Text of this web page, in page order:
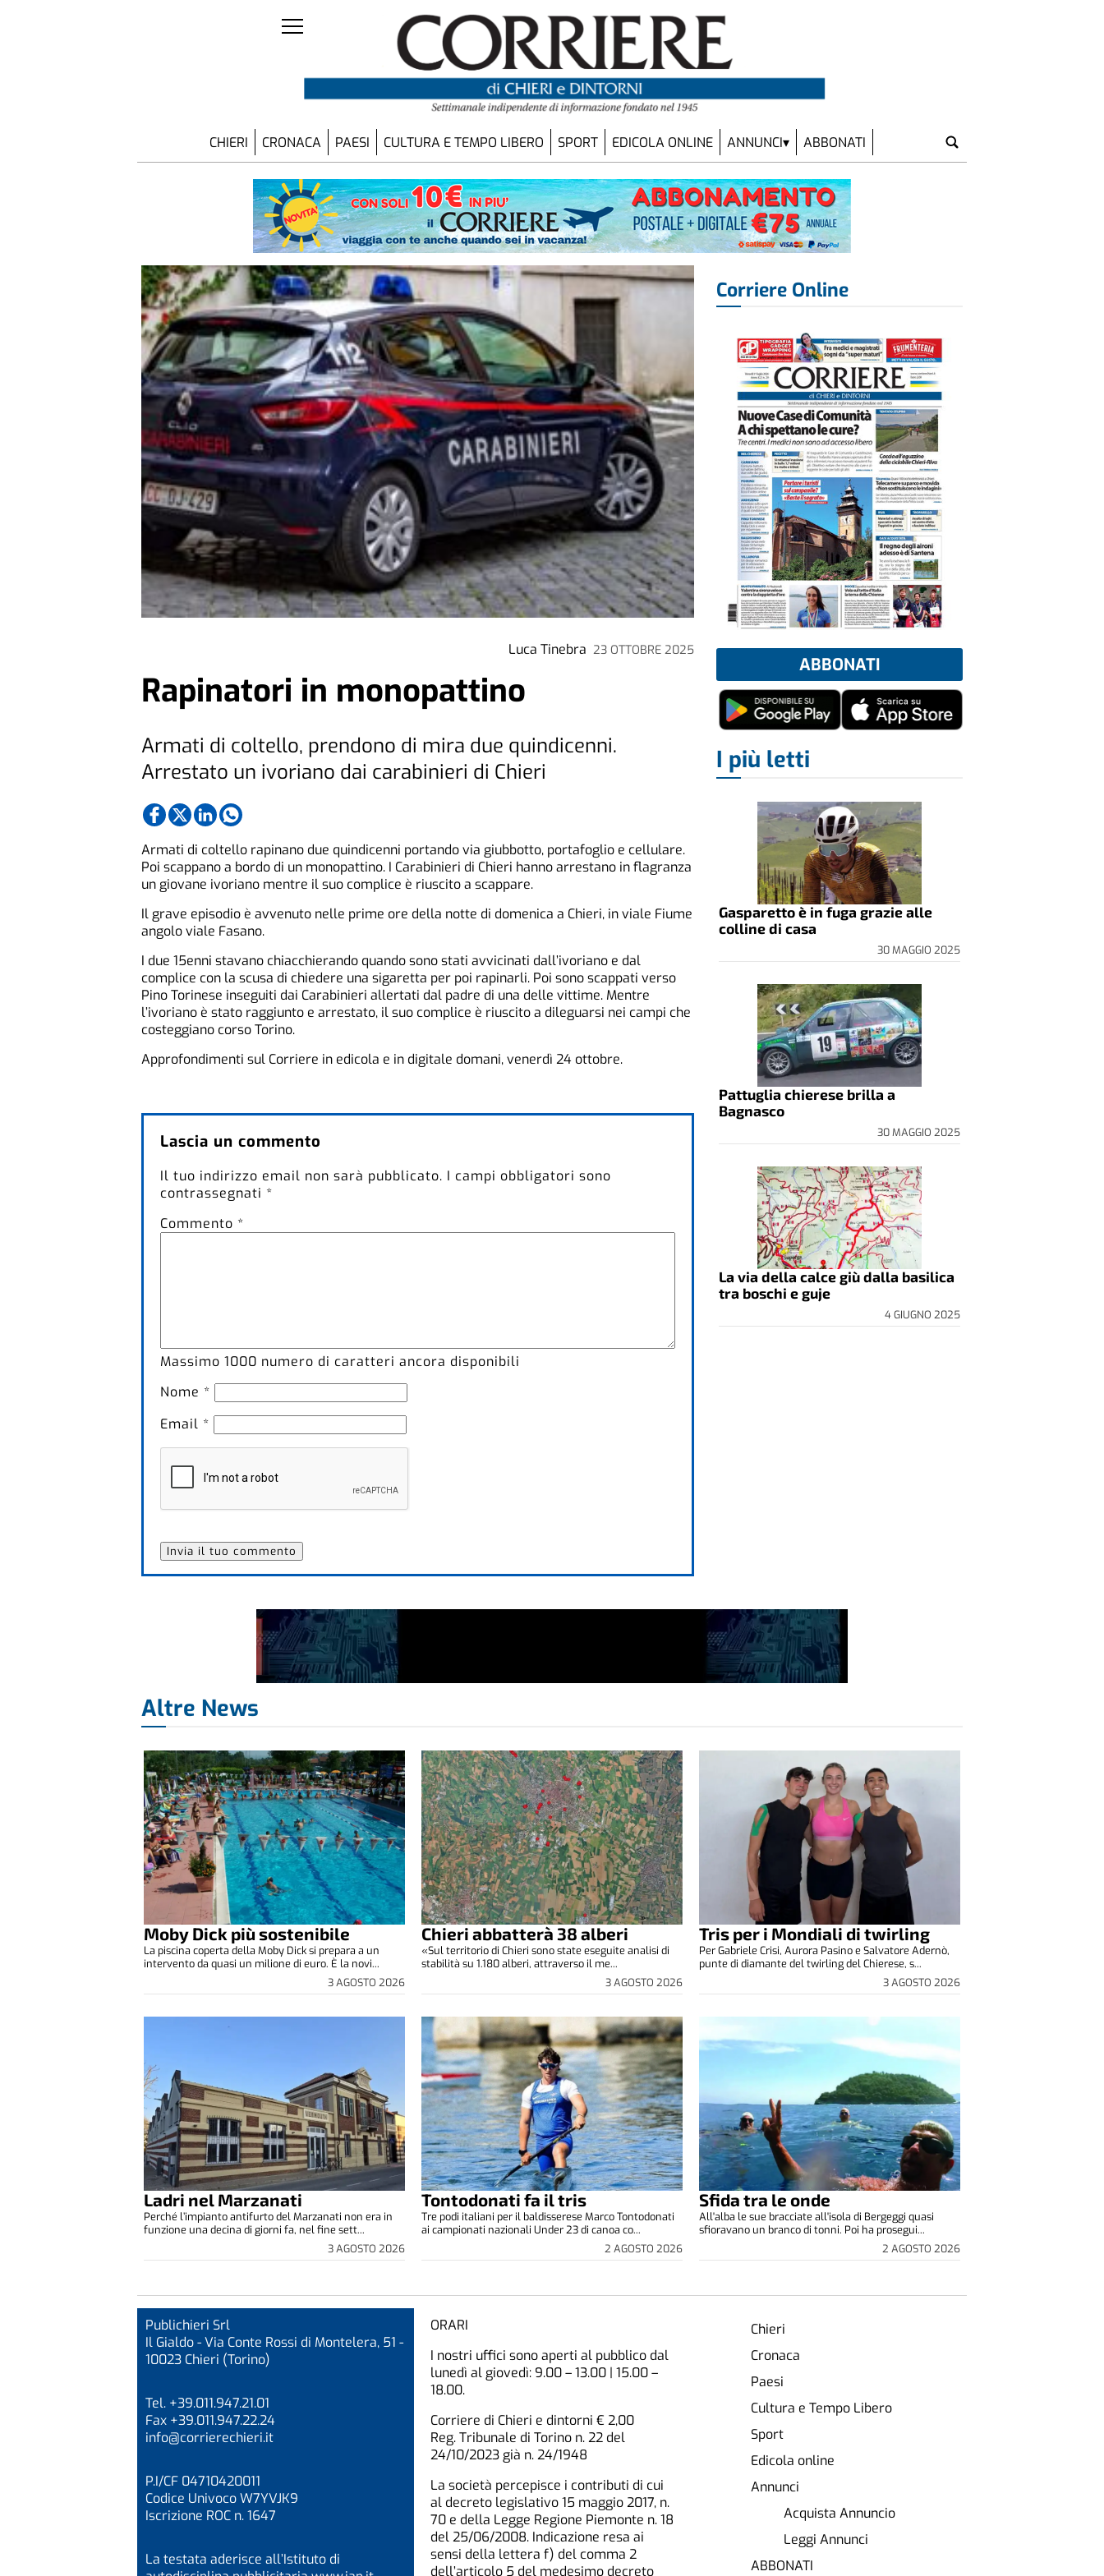
CHIERI CRONACA PAESI CULTURA E TEMPO LIBERO SPORT EDICOLA ONLINE ANNUNCI ABBONATI
Luca Tinebra 23 OTTOBRE 2025
Rapinatori in monopattino
Armati di coltello, prendono di mira due quindicenni.
Arrestato un ivoriano dai carabinieri di Chieri
Armati di coltello rapinano due quindicenni portando via giubbotto, portafoglio e cellulare.
Poi scappano a bordo di un monopattino. I Carabinieri di Chieri hanno arrestano in flagranza
un giovane ivoriano mentre il suo complice è riuscito a scappare.
Il grave episodio è avvenuto nelle prime ore della notte di domenica a Chieri, in viale Fiume
angolo viale Fasano.
I due 15enni stavano chiacchierando quando sono stati avvicinati dall’ivoriano e dal
complice con la scusa di chiedere una sigaretta per poi rapinarli. Poi sono scappati verso
Pino Torinese inseguiti dai Carabinieri allertati dal padre di una delle vittime. Mentre
l’ivoriano è stato raggiunto e arrestato, il suo complice è riuscito a dileguarsi nei campi che
costeggiano corso Torino.
Approfondimenti sul Corriere in edicola e in digitale domani, venerdì 24 ottobre.
Lascia un commento
Il tuo indirizzo email non sarà pubblicato. I campi obbligatori sono
contrassegnati *
Commento *
Massimo 1000 numero di caratteri ancora disponibili
Nome *
Email *
Corriere Online
ABBONATI
I più letti
Gasparetto è in fuga grazie alle
colline di casa
30 MAGGIO 2025
Pattuglia chierese brilla a
Bagnasco
30 MAGGIO 2025
La via della calce giù dalla basilica
tra boschi e guje
4 GIUGNO 2025
Altre News
Moby Dick più sostenibile
3 AGOSTO 2026
La piscina coperta della Moby Dick si prepara a un
intervento da quasi un milione di euro. È la novi...
Chieri abbatterà 38 alberi
3 AGOSTO 2026
«Sul territorio di Chieri sono state eseguite analisi di
stabilità su 1.180 alberi, attraverso il me...
Tris per i Mondiali di twirling
3 AGOSTO 2026
Per Gabriele Crisi, Aurora Pasino e Salvatore Adernò,
punte di diamante del twirling del Chierese, s...
Ladri nel Marzanati
3 AGOSTO 2026
Perché l’impianto antifurto del Marzanati non era in
funzione una decina di giorni fa, nel fine sett...
Tontodonati fa il tris
2 AGOSTO 2026
Tre podi italiani per il baldisserese Marco Tontodonati
ai campionati nazionali Under 23 di canoa co...
Sfida tra le onde
2 AGOSTO 2026
All'alba le sue bracciate all'isola di Bergeggi quasi
sfioravano un branco di tonni. Poi ha prosegui...
Publichieri Srl
Il Gialdo - Via Conte Rossi di Montelera, 51 -
10023 Chieri (Torino)
Tel. +39.011.947.21.01
Fax +39.011.947.22.24
info@corrierechieri.it
P.I/CF 04710420011
Codice Univoco W7YVJK9
Iscrizione ROC n. 1647
La testata aderisce all’Istituto di
ORARI
I nostri uffici sono aperti al pubblico dal
lunedì al giovedì: 9.00 – 13.00 | 15.00 –
18.00.
Corriere di Chieri e dintorni € 2,00
Reg. Tribunale di Torino n. 22 del
24/10/2023 già n. 24/1948
La società percepisce i contributi di cui
al decreto legislativo 15 maggio 2017, n.
70 e della Legge Regione Piemonte n. 18
del 25/06/2008. Indicazione resa ai
sensi della lettera f) del comma 2
dell’articolo 5 del medesimo decreto
Chieri
Cronaca
Paesi
Cultura e Tempo Libero
Sport
Edicola online
Annunci
Acquista Annuncio
Leggi Annunci
ABBONATI